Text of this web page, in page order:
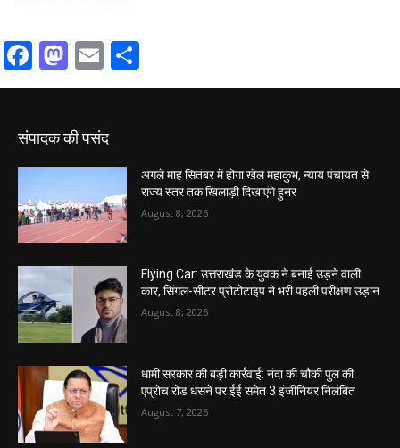
Facebook
Mastodon
Email
संपादक की पसंद
अगले माह सितंबर में होगा खेल महाकुंभ, न्याय पंचायत से
राज्य स्तर तक खिलाड़ी दिखाएंगे हुनर
August 8, 2026
Flying Car: उत्तराखंड के युवक ने बनाई उड़ने वाली
कार, सिंगल-सीटर प्रोटोटाइप ने भरी पहली परीक्षण उड़ान
August 8, 2026
धामी सरकार की बड़ी कार्रवाई: नंदा की चौकी पुल की
एप्राेच रोड धंसने पर ईई समेत 3 इंजीनियर निलंबित
August 7, 2026